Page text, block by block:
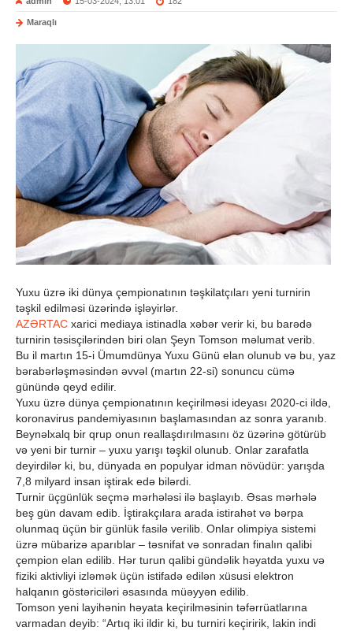
Maraqlı
Yuxu üzrə iki dünya çempionatının təşkilatçıları yeni turnirin
təşkil edilməsi üzərində işləyirlər.
AZƏRTAC xarici mediaya istinadla xəbər verir ki, bu barədə
turnirin təsisçilərindən biri olan Şeyn Tomson məlumat verib.
Bu il martın 15-i Ümumdünya Yuxu Günü elan olunub və bu, yaz
bərabərləşməsindən əvvəl (martın 22-si) sonuncu cümə
günündə qeyd edilir.
Yuxu üzrə dünya çempionatının keçirilməsi ideyası 2020-ci ildə,
koronavirus pandemiyasının başlamasından az sonra yaranıb.
Beynəlxalq bir qrup onun reallaşdırılmasını öz üzərinə götürüb
və yeni bir turnir – yuxu yarışı təşkil olunub. Onlar zarafatla
deyirdilər ki, bu, dünyada ən populyar idman növüdür: yarışda
7,8 milyard insan iştirak edə bilərdi.
Turnir üçgünlük seçmə mərhələsi ilə başlayıb. Əsas mərhələ
beş gün davam edib. İştirakçılara arada istirahət və bərpa
olunmaq üçün bir günlük fasilə verilib. Onlar olimpiya sistemi
üzrə mübarizə aparıblar – təsnifat və sonradan finalın qalibi
çempion elan edilib. Hər turun qalibi gündəlik həyatda yuxu və
fiziki aktivliyi izləmək üçün istifadə edilən xüsusi elektron
halqanın göstəriciləri əsasında müəyyən edilib.
Tomson yeni layihənin həyata keçirilməsinin təfərrüatlarına
varmadan deyib: “Artıq iki ildir ki, bu turniri keçiririk, lakin indi